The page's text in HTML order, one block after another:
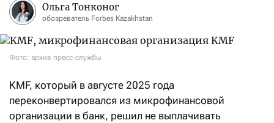
Ольга Тонконог
обозреватель Forbes Kazakhstan
Фото: архив пресс-службы
KMF, который в августе 2025 года
переконвертировался из микрофинансовой
организации в банк, решил не выплачивать